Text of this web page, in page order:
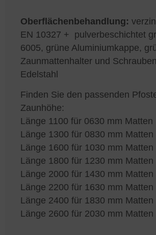
Oberflächenbehandlung:
EN 10327 + pulverbeschichtet
6005, grüne Aluminiumkappe,
Zaunmattenhalter und
Edelstahl
Finden Sie den passenden
Zaunhöhe:
Länge 1100 für 0630 mm Matten
Länge 1300 für 0830 mm Matten
Länge 1600 für 1030 mm Matten
Länge 1800 für 1230 mm Matten
Länge 2000 für 1430 mm Matten
Länge 2200 für 1630 mm Matten
Länge 2400 für 1830 mm Matten
Länge 2600 für 2030 mm Matten